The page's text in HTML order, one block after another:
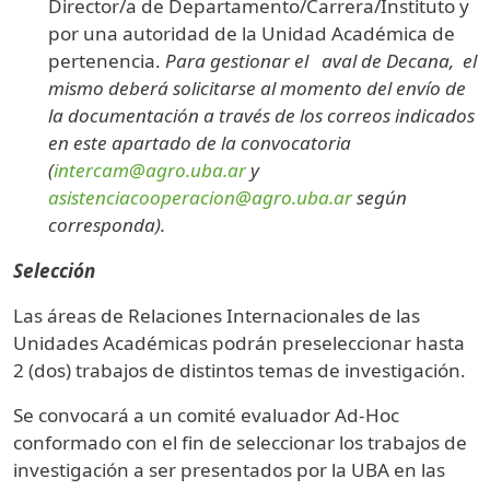
Director/a de Departamento/Carrera/Instituto y
por una autoridad de la Unidad Académica de
pertenencia. Para gestionar el aval de Decana, el
mismo deberá solicitarse al momento del envío de
la documentación a través de los correos indicados
en este apartado de la convocatoria
(intercam@agro.uba.ary
asistenciacooperacion@agro.uba.arsegún
corresponda).
Selección
Las áreas de Relaciones Internacionales de las
Unidades Académicas podrán preseleccionar hasta
2 (dos) trabajos de distintos temas de investigación.
Se convocará a un comité evaluador Ad-Hoc
conformado con el fin de seleccionar los trabajos de
investigación a ser presentados por la UBA en las